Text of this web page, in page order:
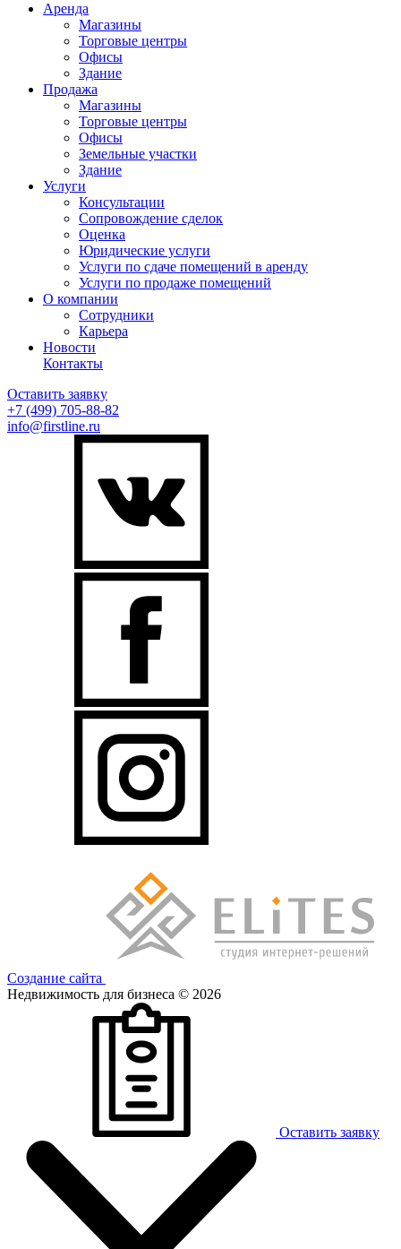
Аренда
Магазины
Торговые центры
Офисы
Здание
Продажа
Магазины
Торговые центры
Офисы
Земельные участки
Здание
Услуги
Консультации
Сопровождение сделок
Оценка
Юридические услуги
Услуги по сдаче помещений в аренду
Услуги по продаже помещений
О компании
Сотрудники
Карьера
Новости
Контакты
Оставить заявку
+7 (499) 705-88-82
info@firstline.ru
Создание сайта
Недвижимость для бизнеса © 2026
Оставить заявку